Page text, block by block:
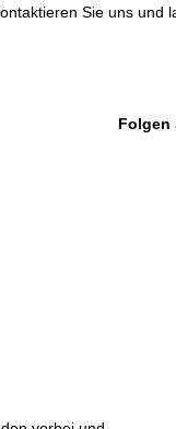
Sie uns und
Folgen